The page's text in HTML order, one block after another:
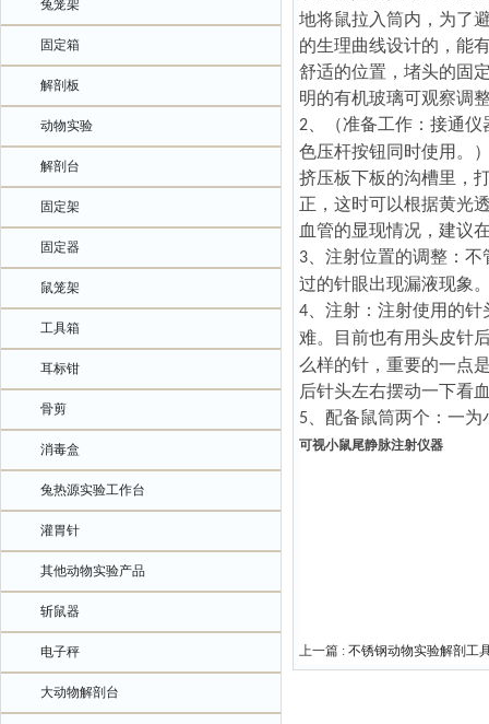
兔笼架
固定箱
解剖板
动物实验
解剖台
固定架
固定器
鼠笼架
工具箱
耳标钳
骨剪
消毒盒
兔热源实验工作台
灌胃针
其他动物实验产品
斩鼠器
电子秤
大动物解剖台
地将鼠拉入筒内，为了
的生理曲线设计的，能
舒适的位置，堵头的固
明的有机玻璃可观察调
2
（准备工作：接通
色压杆按钮同时使用。
挤压板下板的沟槽里 ，
正，这时可以根据黄光
血管的显现情况，建议
3
注射位置的调整：不
过的针眼出现漏液现象
4
注射：注射使用的针
难。目前也有用头皮针
么样的针，重要的一点
后针头左右摆动一下看
5 配备鼠筒两个：一
可视小鼠尾静脉注射仪器
上一篇 : 不锈钢动物实验解剖工